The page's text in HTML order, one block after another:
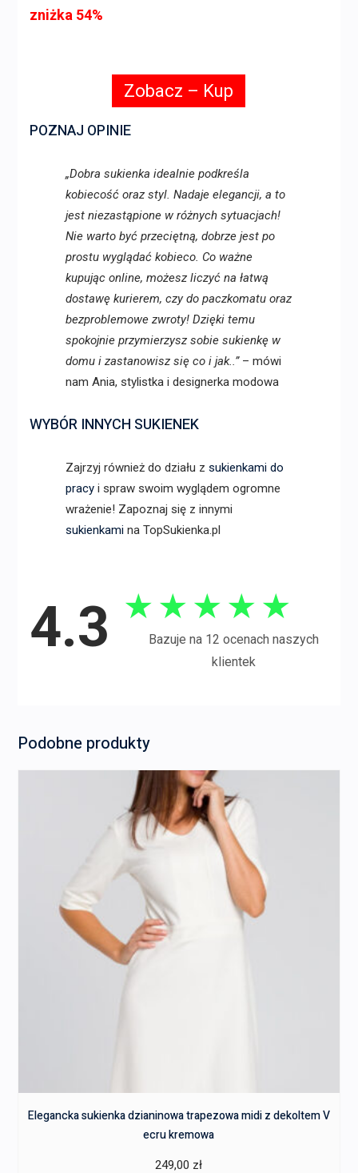
zniżka 54%
Zobacz – Kup
POZNAJ OPINIE
„Dobra sukienka idealnie podkreśla
kobiecość oraz styl. Nadaje elegancji, a to
jest niezastąpione w różnych sytuacjach!
Nie warto być przeciętną, dobrze jest po
prostu wyglądać kobieco. Co ważne
kupując online, możesz liczyć na łatwą
dostawę kurierem, czy do paczkomatu oraz
bezproblemowe zwroty! Dzięki temu
spokojnie przymierzysz sobie sukienkę w
domu i zastanowisz się co i jak..”– mówi
nam Ania, stylistka i designerka modowa
WYBÓR INNYCH SUKIENEK
Zajrzyj również do działu z sukienkami do
pracyi spraw swoim wyglądem ogromne
wrażenie! Zapoznaj się z innymi
sukienkamina TopSukienka.pl
4.3 ★ ★ ★ ★ ★
Bazuje na 12 ocenach naszych
klientek
Podobne produkty
Elegancka sukienka dzianinowa trapezowa midi z dekoltem V
ecru kremowa
249,00 zł